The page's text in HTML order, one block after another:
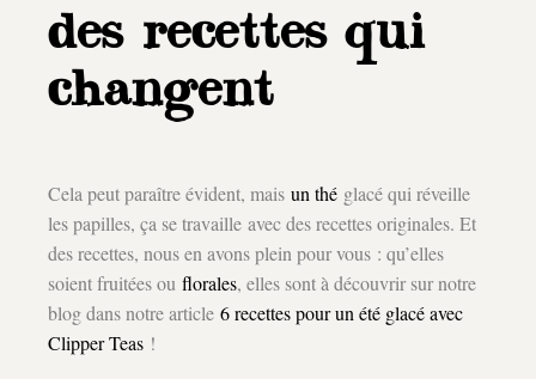
des recettes qui
changent
Cela peut paraître évident, mais un thé glacé qui réveille
les papilles, ça se travaille avec des recettes originales. Et
des recettes, nous en avons plein pour vous : qu’elles
soient fruitées ou florales, elles sont à découvrir sur notre
blog dans notre article 6 recettes pour un été glacé avec
Clipper Teas !